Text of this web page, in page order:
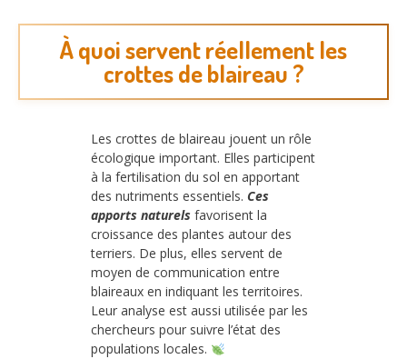
À quoi servent réellement les
crottes de blaireau ?
Les crottes de blaireau jouent un rôle
écologique important. Elles participent
à la fertilisation du sol en apportant
des nutriments essentiels. Ces
apports naturels favorisent la
croissance des plantes autour des
terriers. De plus, elles servent de
moyen de communication entre
blaireaux en indiquant les territoires.
Leur analyse est aussi utilisée par les
chercheurs pour suivre l’état des
populations locales.